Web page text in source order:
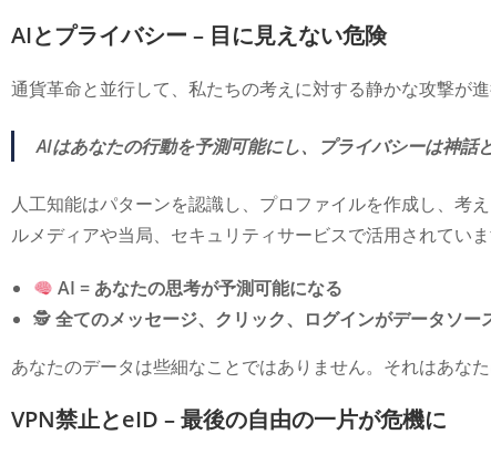
AIとプライバシー – 目に見えない危険
通貨革命と並行して、私たちの考えに対する静かな攻撃が進
AIはあなたの行動を予測可能にし、プライバシーは神話と
人工知能はパターンを認識し、プロファイルを作成し、考
ルメディアや当局、セキュリティサービスで活用されていま
AI = あなたの思考が予測可能になる
🕵️全てのメッセージ、クリック、ログインがデータソー
あなたのデータは些細なことではありません。それはあなた
VPN禁止とeID – 最後の自由の一片が危機に